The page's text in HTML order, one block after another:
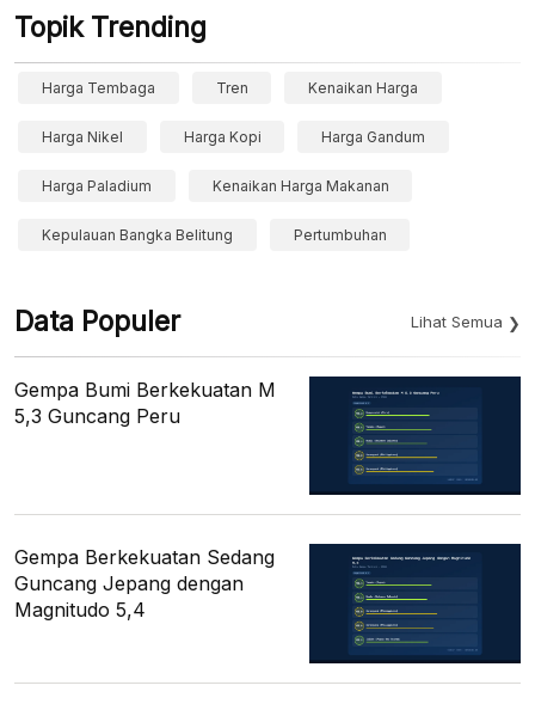
Topik Trending
Harga Tembaga Tren Kenaikan Harga
Harga Nikel Harga Kopi Harga Gandum
Harga Paladium Kenaikan Harga Makanan
Kepulauan Bangka Belitung Pertumbuhan
Data Populer Lihat Semua
Gempa Bumi Berkekuatan M
5,3 Guncang Peru
Gempa Berkekuatan Sedang
Guncang Jepang dengan
Magnitudo 5,4